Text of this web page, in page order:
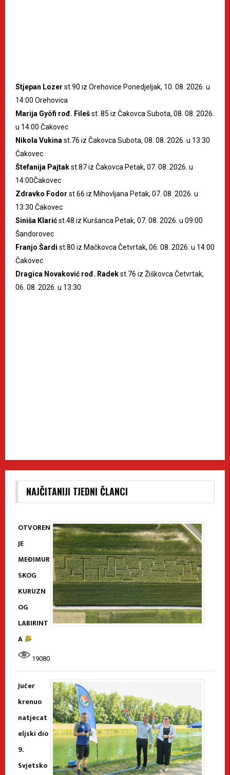
Stjepan Lozer st.90 iz Orehovice Ponedjeljak, 10. 08. 2026. u
14:00 Orehovica
Marija Gyöfi rođ. Filešst. 85 iz Čakovca Subota, 08. 08. 2026.
u 14:00 Čakovec
Nikola Vukinast.76 iz Čakovca Subota, 08. 08. 2026. u 13:30
Čakovec
Štefanija Pajtakst.87 iz Čakovca Petak, 07. 08. 2026. u
14:00Čakovec
Zdravko Fodor st.66 iz Mihovljana Petak, 07. 08. 2026. u
13:30 Čakovec
Siniša Klarićst.48 iz Kuršanca Petak, 07. 08. 2026. u 09:00
Šandorovec
Franjo Šardi st.80 iz Mačkovca Četvrtak, 06. 08. 2026. u 14:00
Čakovec
Dragica Novaković rođ. Radekst.76 iz Žiškovca Četvrtak,
06. 08. 2026. u 13:30
NAJČITANIJI TJEDNI ČLANCI
OTVOREN
JE
MEĐIMUR
SKOG
KURUZN
OG
LABIRINT
A
19080
Jučer
krenuo
natjecat
eljski dio
9.
Svjetsko